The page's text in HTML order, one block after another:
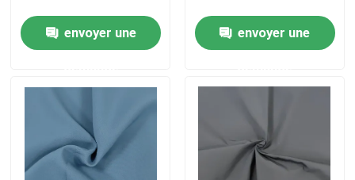
Produits
A propos de nous
Visite d'usine
envoyer une envoyer une